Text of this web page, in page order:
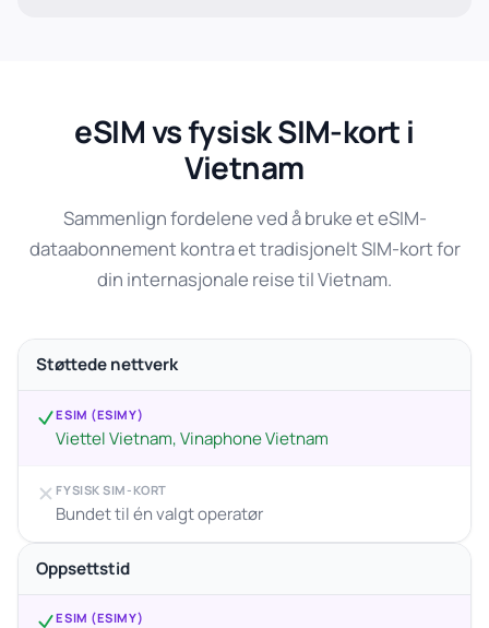
eSIM vs fysisk SIM-kort i
Vietnam
Sammenlign fordelene ved å bruke et eSIM-
dataabonnement kontra et tradisjonelt SIM-kort for
din internasjonale reise til Vietnam.
Støttede nettverk
ESIM (ESIMY)
Viettel Vietnam, Vinaphone Vietnam
FYSISK SIM-KORT
Bundet til én valgt operatør
Oppsettstid
ESIM (ESIMY)